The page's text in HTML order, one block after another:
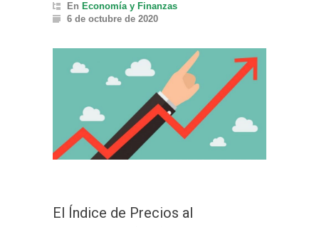
En Economía y Finanzas
6 de octubre de 2020
El Índice de Precios al